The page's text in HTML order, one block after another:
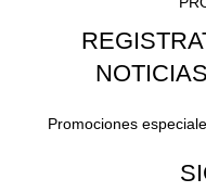
Promociones